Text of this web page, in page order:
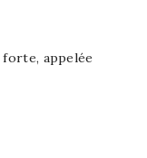
appelée